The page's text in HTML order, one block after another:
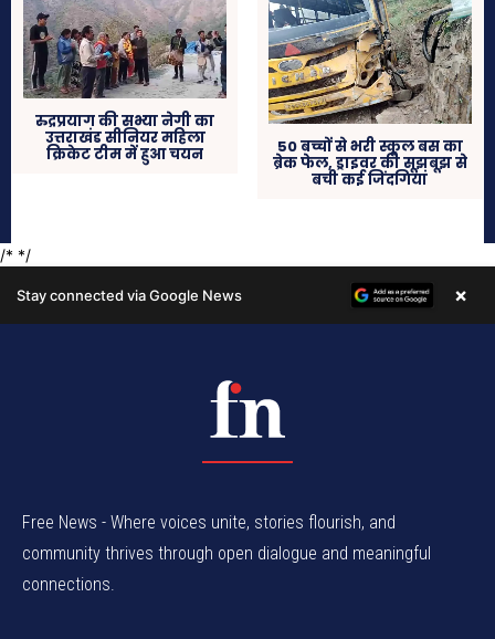
Free News - Where voices unite, stories flourish, and
community thrives through open dialogue and meaningful
connections.